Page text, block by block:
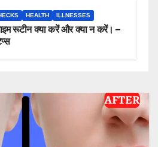
HEALTH ILLNESSES
रूटीन क्या करें और क्या न करें। –